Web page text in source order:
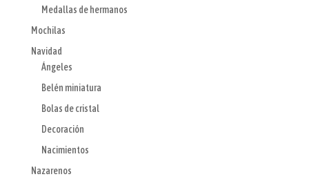
Medallas de hermanos
Mochilas
Navidad
Ángeles
Belén miniatura
Bolas de cristal
Decoración
Nacimientos
Nazarenos